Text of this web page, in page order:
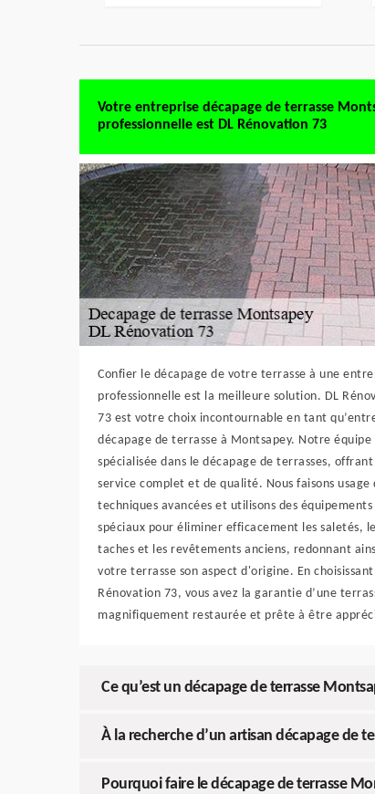
Votre entreprise décapage de terrasse
professionnelle est DL Rénovation 73
Confier le décapage de votre terrasse à une
professionnelle est la meilleure solution. DL
73 est votre choix incontournable en tant
décapage de terrasse à Montsapey. Notre équipe
spécialisée dans le décapage de terrasses, offrant
service complet et de qualité. Nous faisons usage
techniques avancées et utilisons des équipements
spéciaux pour éliminer efficacement les saletés,
taches et les revêtements anciens, redonnant
votre terrasse son aspect d'origine. En choisissant
Rénovation 73, vous avez la garantie d’une
magnifiquement restaurée et prête à être
Ce qu’est un décapage de terrasse
À la recherche d’un artisan décapage de
Pourquoi faire le décapage de terrasse